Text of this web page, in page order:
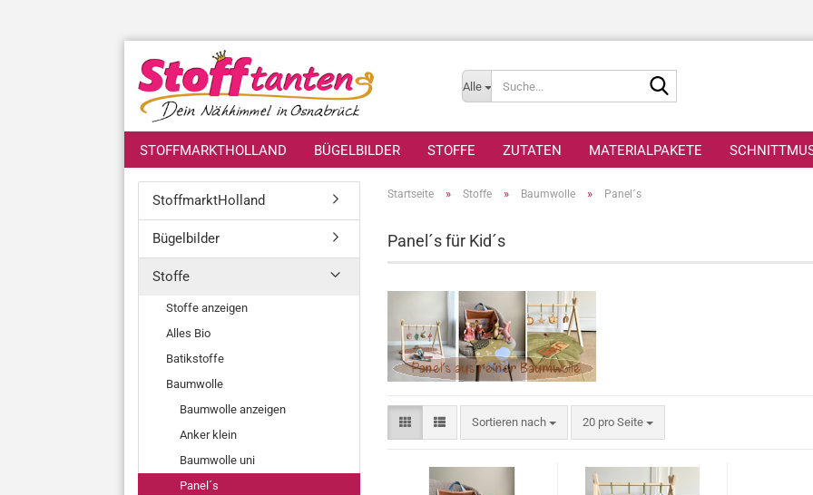
Alle
STOFFMARKTHOLLAND BÜGELBILDER STOFFE ZUTATEN MATERIALPAKETE
Startseite » Stoffe » Baumwolle » Panel´s
Panel´s für Kid´s
Sortieren nach
Sortieren nach 20 pro Seite
pro Seite
StoffmarktHolland
Bügelbilder
Stoffe
Stoffe anzeigen
Alles Bio
Batikstoffe
Baumwolle
Baumwolle anzeigen
Anker klein
Baumwolle uni
Panel´s